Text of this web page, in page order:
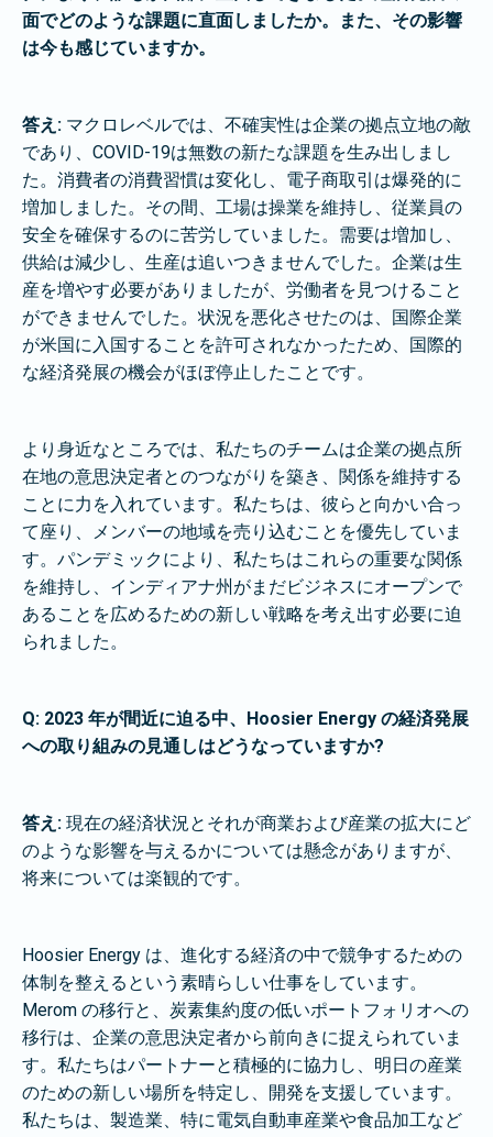
面でどのような課題に直面しましたか。また、その影響
は今も感じていますか。
答え: マクロレベルでは、不確実性は企業の拠点立地の敵
であり、COVID-19は無数の新たな課題を生み出しまし
た。消費者の消費習慣は変化し、電子商取引は爆発的に
増加しました。その間、工場は操業を維持し、従業員の
安全を確保するのに苦労していました。需要は増加し、
供給は減少し、生産は追いつきませんでした。企業は生
産を増やす必要がありましたが、労働者を見つけること
ができませんでした。状況を悪化させたのは、国際企業
が米国に入国することを許可されなかったため、国際的
な経済発展の機会がほぼ停止したことです。
より身近なところでは、私たちのチームは企業の拠点所
在地の意思決定者とのつながりを築き、関係を維持する
ことに力を入れています。私たちは、彼らと向かい合っ
て座り、メンバーの地域を売り込むことを優先していま
す。パンデミックにより、私たちはこれらの重要な関係
を維持し、インディアナ州がまだビジネスにオープンで
あることを広めるための新しい戦略を考え出す必要に迫
られました。
Q: 2023 年が間近に迫る中、Hoosier Energy の経済発展
への取り組みの見通しはどうなっていますか?
答え: 現在の経済状況とそれが商業および産業の拡大にど
のような影響を与えるかについては懸念がありますが、
将来については楽観的です。
Hoosier Energy は、進化する経済の中で競争するための
体制を整えるという素晴らしい仕事をしています。
Merom の移行と、炭素集約度の低いポートフォリオへの
移行は、企業の意思決定者から前向きに捉えられていま
す。私たちはパートナーと積極的に協力し、明日の産業
のための新しい場所を特定し、開発を支援しています。
私たちは、製造業、特に電気自動車産業や食品加工など